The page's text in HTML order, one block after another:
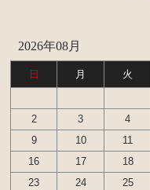
2026年08月
日 月 火
2
3 4
9
10 11
16
17 18
23
24 25